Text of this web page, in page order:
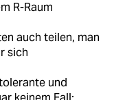
R-Raum
auch teilen, man
sich
und